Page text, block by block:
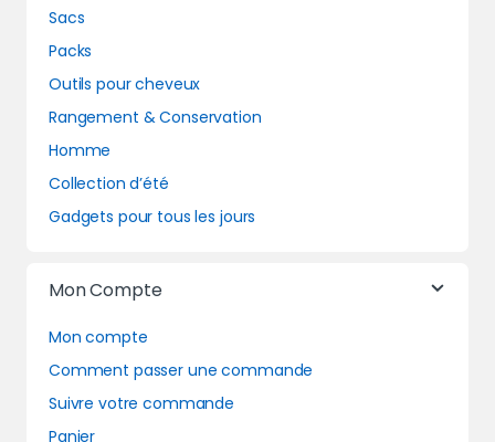
Sacs
Packs
Outils pour cheveux
Rangement & Conservation
Homme
Collection d’été
Gadgets pour tous les jours
Mon Compte
Mon compte
Comment passer une commande
Suivre votre commande
Panier